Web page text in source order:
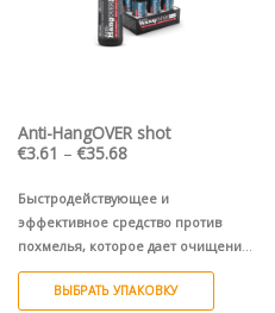
Anti-HangOVER shot
€3.61 – €35.68Диапазон
–
€35.68
Быстродействующее и
эффективное средство против
похмелья, которое дает очищение
на следующее утро. 1 флакон (60
ВЫБРАТЬ УПАКОВКУ